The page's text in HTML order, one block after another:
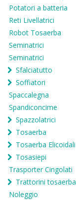
Potatori a batteria
Reti Livellatrici
Robot Tosaerba
Seminatrici
Seminatrici
Sfalciatutto
Soffiatori
Spaccalegna
Spandiconcime
Spazzolatrici
Tosaerba
Tosaerba Elicoidali
Tosasiepi
Trasporter Cingolati
Trattorini tosaerba
Noleggio